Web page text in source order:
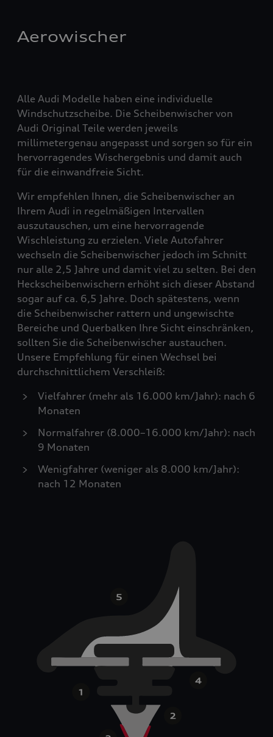
Aerowischer
Alle Audi Modelle haben eine individuelle
Windschutzscheibe. Die Scheibenwischer von
Audi Original Teile werden jeweils
millimetergenau angepasst und sorgen so für ein
hervorragendes Wischergebnis und damit auch
für die einwandfreie Sicht.
Wir empfehlen Ihnen, die Scheibenwischer an
Ihrem Audi in regelmäßigen Intervallen
auszutauschen, um eine hervorragende
Wischleistung zu erzielen. Viele Autofahrer
wechseln die Scheibenwischer jedoch im Schnitt
nur alle 2,5 Jahre und damit viel zu selten. Bei den
Heckscheibenwischern erhöht sich dieser Abstand
sogar auf ca. 6,5 Jahre. Doch spätestens, wenn
die Scheibenwischer rattern und ungewischte
Bereiche und Querbalken Ihre Sicht einschränken,
sollten Sie die Scheibenwischer austauchen.
Unsere Empfehlung für einen Wechsel bei
durchschnittlichem Verschleiß:
Vielfahrer (mehr als 16.000 km/Jahr): nach 6
Monaten
Normalfahrer (8.000–16.000 km/Jahr): nach
9 Monaten
Wenigfahrer (weniger als 8.000 km/Jahr):
nach 12 Monaten